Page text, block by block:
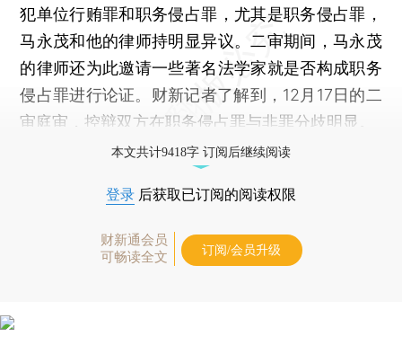
犯单位行贿罪和职务侵占罪，尤其是职务侵占罪，
马永茂和他的律师持明显异议。二审期间，马永茂
的律师还为此邀请一些著名法学家就是否构成职务
侵占罪进行论证。财新记者了解到，12月17日的二
审庭审，控辩双方在职务侵占罪与非罪分歧明显。
本文共计9418字 订阅后继续阅读
登录 后获取已订阅的阅读权限
财新通会员
可畅读全文
订阅/会员升级